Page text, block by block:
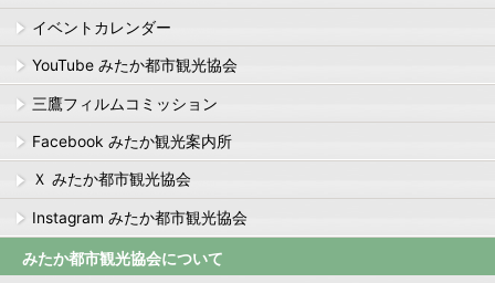
イベントカレンダー
YouTube みたか都市観光協会
三鷹フィルムコミッション
Facebook みたか観光案内所
Ｘ みたか都市観光協会
Instagram みたか都市観光協会
みたか都市観光協会について